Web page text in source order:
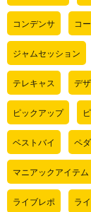
コンデンサ コ
ジャムセッション
テレキャス デ
ピックアップ
ベストバイ ペ
マニアックアイテム
ライブレポ ラ